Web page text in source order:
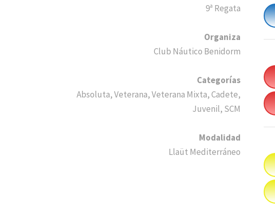
9ª Regata
Organiza
Club Náutico Benidorm
Categorías
Absoluta, Veterana, Veterana Mixta, Cadete,
Juvenil, SCM
Modalidad
Llaüt Mediterráneo